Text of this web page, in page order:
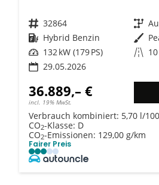
Fahrzeugnr. 32864 Getriebe
Kraftstoff Hybrid Benzin Außenfarbe
Leistung 132 kW (179 PS) Kilometerstand
29.05.2026
36.889,– €
incl. 19% MwSt.
Verbrauch kombiniert: 5,70 l/
CO2-Klasse: D
CO2-Emissionen: 129,00 g/km
Fairer Preis